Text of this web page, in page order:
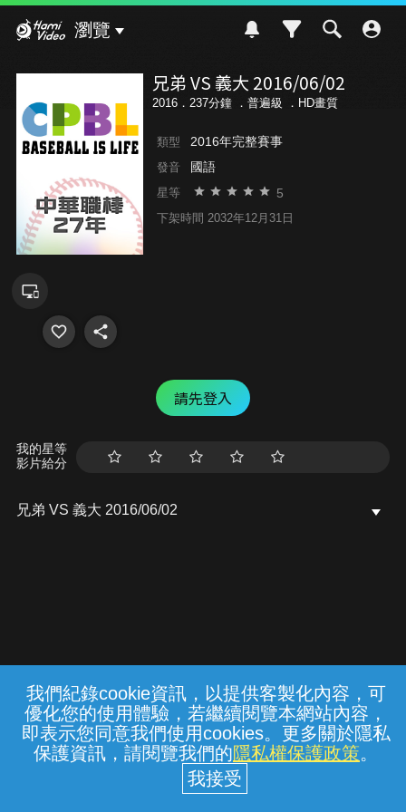
我們紀錄cookie資訊，以提供客製化內容，可
優化您的使用體驗，若繼續閱覽本網站內容，
即表示您同意我們使用cookies。更多關於隱私
保護資訊，請閱覽我們的隱私權保護政策。
瀏覽
兄弟 VS 義大 2016/06/02
2016．237分鐘 ． 普遍級 ．HD畫質
類型 2016年完整賽事
發音 國語
星等 5
下架時間 2032年12月31日
請先登入
我的星等
影片給分
兄弟 VS 義大 2016/06/02
常見問題 線上客服 服務條款 隱私權保護
中華電信股份有限公司個人家庭分公司
(統一編號：96979949) © 2026
{{notifyMsg}}